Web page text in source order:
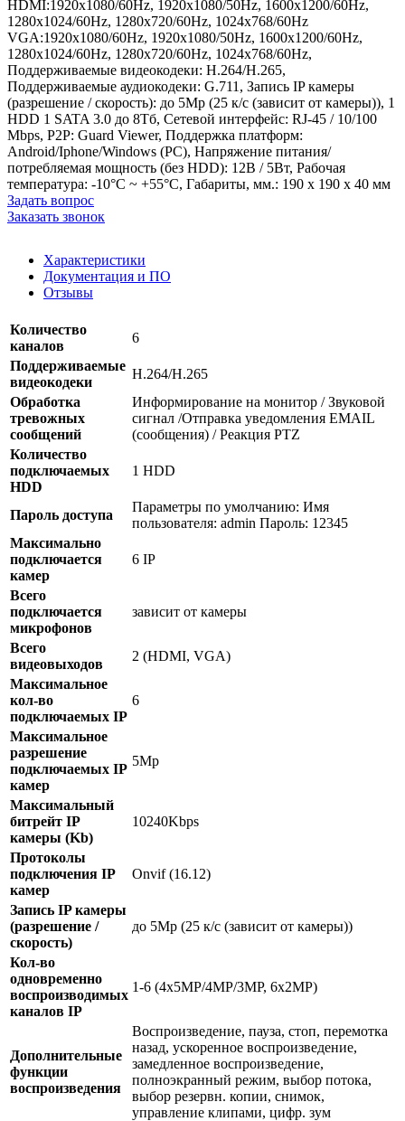
HDMI:1920x1080/60Hz, 1920x1080/50Hz, 1600x1200/60Hz,
1280x1024/60Hz, 1280x720/60Hz, 1024x768/60Hz
VGA:1920x1080/60Hz, 1920x1080/50Hz, 1600x1200/60Hz,
1280x1024/60Hz, 1280x720/60Hz, 1024x768/60Hz,
Поддерживаемые видеокодеки: H.264/H.265,
Поддерживаемые аудиокодеки: G.711, Запись IP камеры
(разрешение / скорость): до 5Mp (25 к/с (зависит от камеры)), 1
HDD 1 SATA 3.0 до 8Тб, Сетевой интерфейс: RJ-45 / 10/100
Mbps, P2P: Guard Viewer, Поддержка платформ:
Android/Iphone/Windows (PC), Напряжение питания/
потребляемая мощность (без HDD): 12В / 5Вт, Рабочая
температура: -10°C ~ +55°C, Габариты, мм.: 190 х 190 х 40 мм
Задать вопрос
Заказать звонок
Характеристики
Документация и ПО
Отзывы
Количество
каналов
6
Поддерживаемые
видеокодеки
H.264/H.265
Обработка
тревожных
сообщений
Информирование на монитор / Звуковой
сигнал /Отправка уведомления EMAIL
(сообщения) / Реакция PTZ
Количество
подключаемых
HDD
1 HDD
Пароль доступа
Параметры по умолчанию: Имя
пользователя: admin Пароль: 12345
Максимально
подключается
камер
6 IP
Всего
подключается
микрофонов
зависит от камеры
Всего
видеовыходов
2 (HDMI, VGA)
Максимальное
кол-во
подключаемых IP
6
Максимальное
разрешение
подключаемых IP
камер
5Mp
Максимальный
битрейт IP
камеры (Kb)
10240Kbps
Протоколы
подключения IP
камер
Onvif (16.12)
Запись IP камеры
(разрешение /
скорость)
до 5Mp (25 к/с (зависит от камеры))
Кол-во
одновременно
воспроизводимых
каналов IP
1-6 (4x5MP/4MP/3MP, 6x2MP)
Дополнительные
функции
воспроизведения
Воспроизведение, пауза, стоп, перемотка
назад, ускоренное воспроизведение,
замедленное воспроизведение,
полноэкранный режим, выбор потока,
выбор резервн. копии, снимок,
управление клипами, цифр. зум